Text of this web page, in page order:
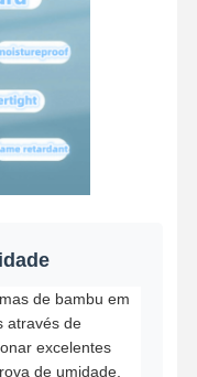
de bambu em
através de
excelentes
de umidade,